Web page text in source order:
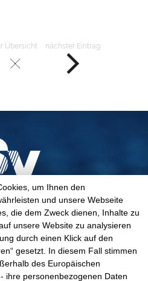
Übersicht nächster Eintrag
GmbH & Co. KG
velours.de
um Ihnen den
und unsere Webseite
die dem Zweck dienen, Inhalte zu
unsere Website zu analysieren
durch einen Klick auf den
gesetzt. In diesem Fall stimmen
des Europäischen
ihre personenbezogenen Daten